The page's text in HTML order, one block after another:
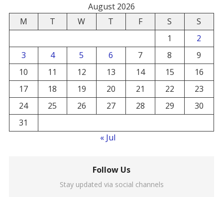
August 2026
M
T W T F S
S
1
2
3
4 5 6 7 8
9
10
11 12 13 14 15
16
17
18 19 20 21 22
23
24
25 26 27 28 29
30
31
« Jul
Follow Us
Stay updated via social channels